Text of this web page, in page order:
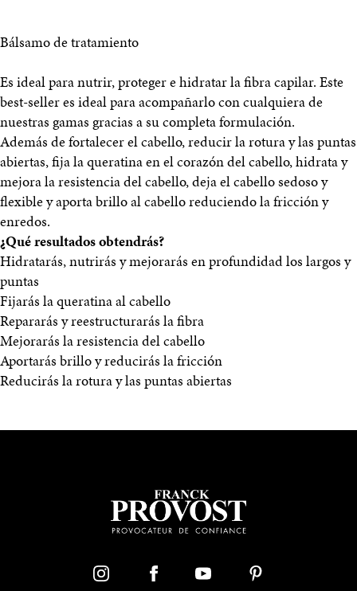
Bálsamo de tratamiento
Es ideal para nutrir, proteger e hidratar la fibra capilar. Este
best-seller es ideal para acompañarlo con cualquiera de
nuestras gamas gracias a su completa formulación.
Además de fortalecer el cabello, reducir la rotura y las puntas
abiertas, fija la queratina en el corazón del cabello, hidrata y
mejora la resistencia del cabello, deja el cabello sedoso y
flexible y aporta brillo al cabello reduciendo la fricción y
enredos.
¿Qué resultados obtendrás?
Hidratarás, nutrirás y mejorarás en profundidad los largos y
puntas
Fijarás la queratina al cabello
Repararás y reestructurarás la fibra
Mejorarás la resistencia del cabello
Aportarás brillo y reducirás la fricción
Reducirás la rotura y las puntas abiertas